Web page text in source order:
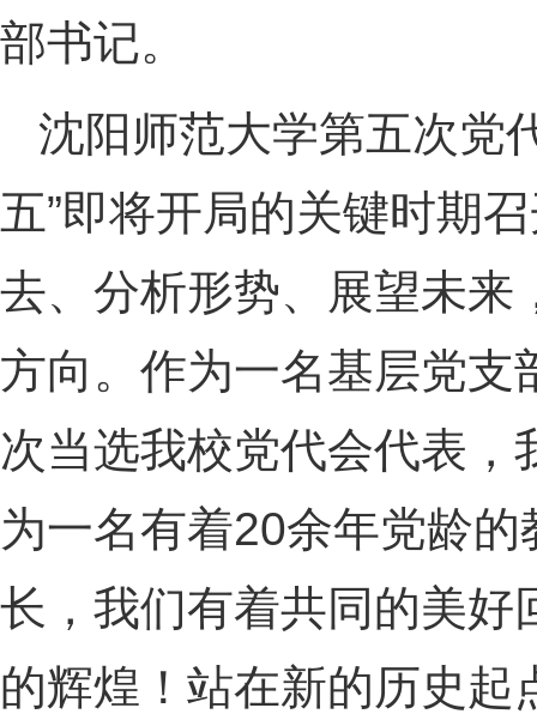
部书记。
沈阳师范大学第五次党
五”即将开局的关键时期
去、分析形势、展望未来
方向。作为一名基层党支
次当选我校党代会代表
为一名有着20余年党龄
长，我们有着共同的美好
的辉煌！站在新的历史